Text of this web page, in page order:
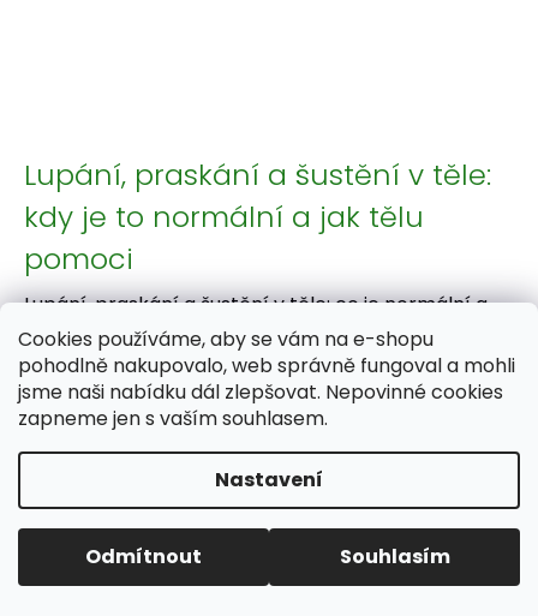
Cookies používáme, aby se vám na e-shopu
pohodlně nakupovalo, web správně fungoval a mohli
jsme naši nabídku dál zlepšovat. Nepovinné cookies
zapneme jen s vaším souhlasem.
Nastavení
Odmítnout Souhlasím
Lupání, praskání a šustění v těle:
kdy je to normální a jak tělu
pomoci
Lupání, praskání a šustění v těle: co je normální a
co už ne Zvuky z těla umí být překvapivé. Někdy
jemné, jindy hlasité. A často nás zbytečně vyděsí.
Pravda je ale jednoduchá: většina těchto zvuků j...
Ovládací
Stránkování
položek celkem